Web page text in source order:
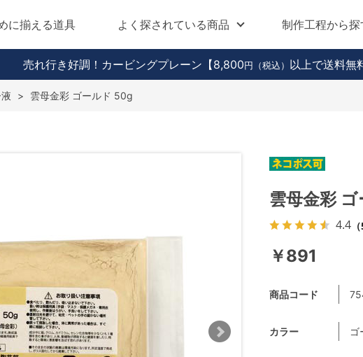
に揃える道具 よく探されている商品 制作工程から探
売れ行き好調！カービングプレーン 【8,800 円（税込） 以上で送料無
> 雲母金彩 ゴールド 50g
雲母金彩
4.4
￥891
商品コード
カラー ゴ